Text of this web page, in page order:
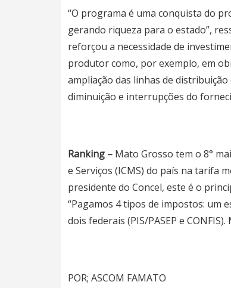
“O programa é uma conquista do
gerando riqueza para o estado”,
reforçou a necessidade de
produtor como, por exemplo, em
ampliação das linhas de
diminuição e interrupções do
Ranking – Mato Grosso tem o 8°
e Serviços (ICMS) do país na tarifa
presidente do Concel, este é o
“Pagamos 4 tipos de impostos: um
dois federais (PIS/PASEP e
POR; ASCOM FAMATO